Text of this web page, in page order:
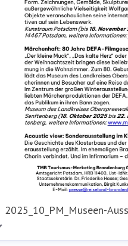
2025_10_PM_Museen-